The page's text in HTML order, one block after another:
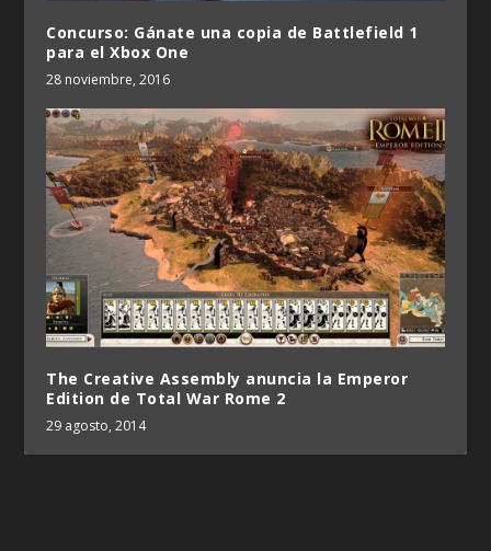
Concurso: Gánate una copia de Battlefield 1
para el Xbox One
28 noviembre, 2016
The Creative Assembly anuncia la Emperor
Edition de Total War Rome 2
29 agosto, 2014